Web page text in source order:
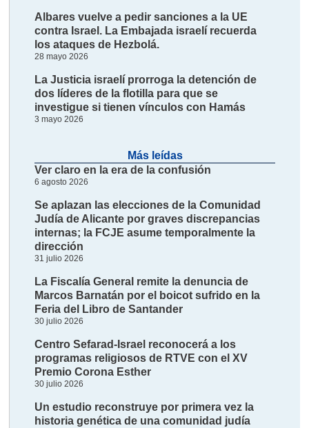
Albares vuelve a pedir sanciones a la UE
contra Israel. La Embajada israelí recuerda
los ataques de Hezbolá.
28 mayo 2026
La Justicia israelí prorroga la detención de
dos líderes de la flotilla para que se
investigue si tienen vínculos con Hamás
3 mayo 2026
Más leídas
Ver claro en la era de la confusión
6 agosto 2026
Se aplazan las elecciones de la Comunidad
Judía de Alicante por graves discrepancias
internas; la FCJE asume temporalmente la
dirección
31 julio 2026
La Fiscalía General remite la denuncia de
Marcos Barnatán por el boicot sufrido en la
Feria del Libro de Santander
30 julio 2026
Centro Sefarad-Israel reconocerá a los
programas religiosos de RTVE con el XV
Premio Corona Esther
30 julio 2026
Un estudio reconstruye por primera vez la
historia genética de una comunidad judía